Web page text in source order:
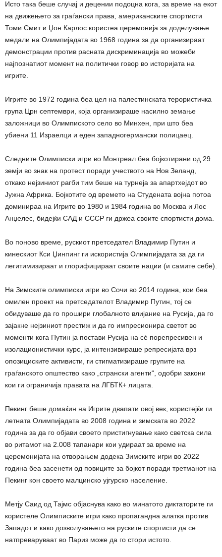
Исто така беше случај и децении подоцна кога, за време на екот
на движењето за граѓански права, американските спортисти
Томи Смит и Џон Карлос користеа церемонија за доделување
медали на Олимпијадата во 1968 година за да организираат
демонстрации против расната дискриминација во можеби
најпознатиот момент на политички говор во историјата на
игрите.
Игрите во 1972 година беа цел на палестинската терористичка
група Црн септември, која организираше насилно земање
заложници во Олимпиското село во Минхен, при што беа
убиени 11 Израелци и еден западногермански полицаец.
Следните Олимписки игри во Монтреал беа бојкотирани од 29
земји во знак на протест поради учеството на Нов Зеланд,
откако нејзиниот рагби тим беше на турнеја за апартхејдот во
Јужна Африка. Бојкотите од времето на Студената војна потоа
доминираа на Игрите во 1980 и 1984 година во Москва и Лос
Анџелес, бидејќи САД и СССР ги држеа своите спортисти дома.
Во поново време, рускиот претседател Владимир Путин и
кинескиот Кси Џинпинг ги искористија Олимпијадата за да ги
легитимизираат и глорифицираат своите нации (и самите себе).
На Зимските олимписки игри во Сочи во 2014 година, кои беа
омилен проект на претседателот Владимир Путин, тој се
обидуваше да го прошири глобалното влијание на Русија, да го
зајакне нејзиниот престиж и да го импресионира светот во
моменти кога Путин ја постави Русија на сè порепресивен и
изолационистички курс, ја интензивираше репресијата врз
опозициските активисти, ги стигматизираше групите на
граѓанското општество како „странски агенти“, одобри закони
кои ги ограничија правата на ЛГБТК+ лицата.
Пекинг беше домаќин на Игрите двапати овој век, користејќи ги
летната Олимпијадата во 2008 година и зимската во 2022
година за да го објави своето пристигнување како светска сила
во ритамот на 2.008 тапанари кои удираат за време на
церемонијата на отворањем додека Зимските игри во 2022
година беа засенети од повиците за бојкот поради третманот на
Пекинг кон своето малцинско ујгурско население.
Метју Саид од Тајмс објаснува како во минатото диктаторите ги
користеле Олимписките игри како пропагандна алатка против
Западот и како дозволувањето на руските спортисти да се
натпреваруваат во Париз може да го стори истото.